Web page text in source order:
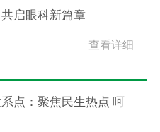
启眼科新篇章
查看详细
点：聚焦民生热点 呵